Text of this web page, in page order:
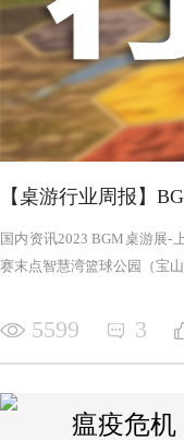
【桌游行业周报】
国内资讯2023 BGM桌游展-
赛末点智慧湾篮球公园（宝
5599 3
瘟疫危机